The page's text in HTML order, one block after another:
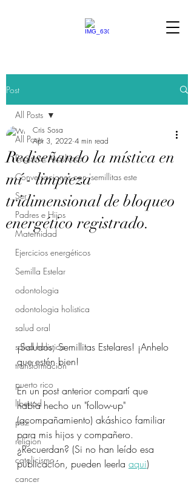
Post
All Posts
Registros Akáshicos
Conversaciones con 'semillitas este
Ser
Padres e Hijos
Maternidad
Ejercicios energéticos
Semilla Estelar
odontologia
odontologia holistica
salud oral
salud holistica
transformación
puerto rico
libertad
paz
religión
catolicismo
cancer
All Posts
Rediseñando la mística en
mí - limpieza
tridimensional de bloqueo
energético registrado.
Cris Sosa
Apr 3, 2022 4 min read
¡Saludos, Semillitas Estelares! ¡Anhelo
que estén bien!
En un post anterior compartí que
había hecho un "follow-up"
(acompañamiento) akáshico familiar
para mis hijos y compañero.
¿Recuerdan? (Si no han leído esa
publicación, pueden leerla aqui)